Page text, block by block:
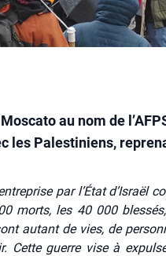
au nom de
les Palestiniens,
par l’É­tat d’Israël
morts, les 40 000
autant de vies, de
Cette guerre vise à